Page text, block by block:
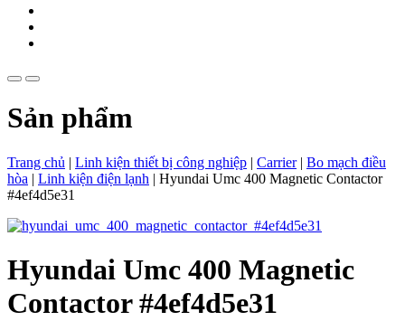
Sản phẩm
Trang chủ | Linh kiện thiết bị công nghiệp | Carrier| Bo mạch điều
hòa | Linh kiện điện lạnh | Hyundai Umc 400 Magnetic Contactor
#4ef4d5e31
Hyundai Umc 400 Magnetic
Contactor #4ef4d5e31